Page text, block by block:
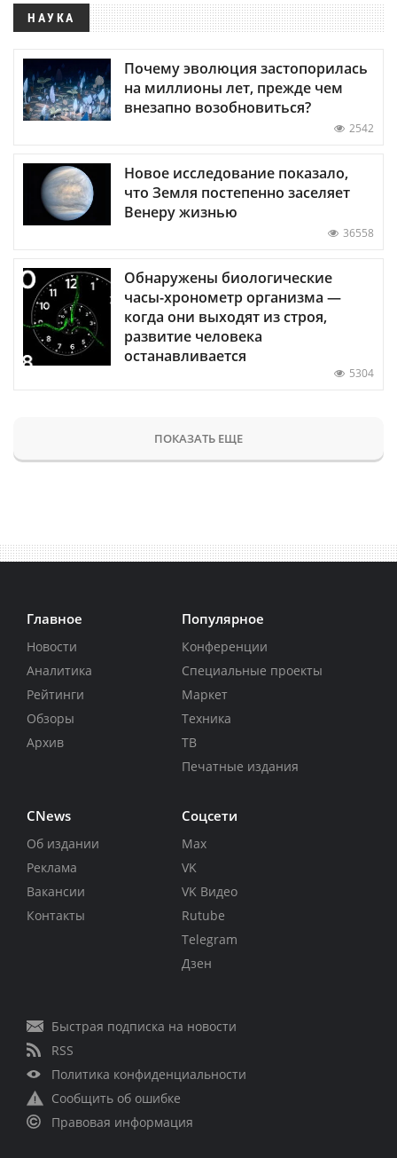
НАУКА
Почему эволюция застопорилась
на миллионы лет, прежде чем
внезапно возобновиться?
2542
Новое исследование показало,
что Земля постепенно заселяет
Венеру жизнью
36558
Обнаружены биологические
часы-хронометр организма —
когда они выходят из строя,
развитие человека
останавливается
5304
ПОКАЗАТЬ ЕЩЕ
Главное
Новости
Аналитика
Рейтинги
Обзоры
Архив
Популярное
Конференции
Специальные проекты
Маркет
Техника
ТВ
Печатные издания
CNews
Об издании
Реклама
Вакансии
Контакты
Соцсети
Max
VK
VK Видео
Rutube
Telegram
Дзен
Быстрая подписка на новости
RSS
Политика конфиденциальности
Сообщить об ошибке
Правовая информация